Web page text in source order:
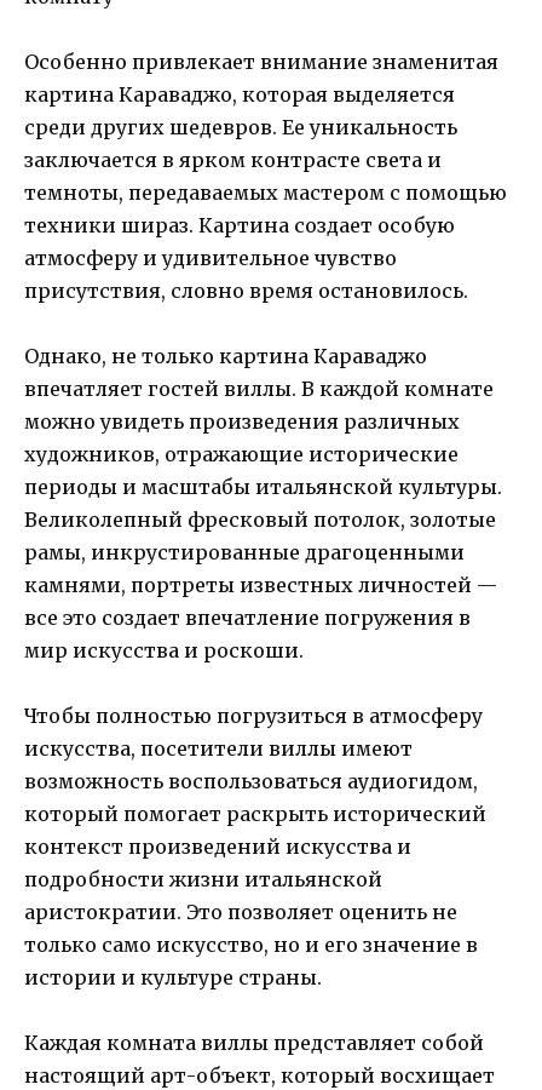
Особенно привлекает внимание знаменитая
картина Караваджо, которая выделяется
среди других шедевров. Ее уникальность
заключается в ярком контрасте света и
темноты, передаваемых мастером с помощью
техники шираз. Картина создает особую
атмосферу и удивительное чувство
присутствия, словно время остановилось.
Однако, не только картина Караваджо
впечатляет гостей виллы. В каждой комнате
можно увидеть произведения различных
художников, отражающие исторические
периоды и масштабы итальянской культуры.
Великолепный фресковый потолок, золотые
рамы, инкрустированные драгоценными
камнями, портреты известных личностей —
все это создает впечатление погружения в
мир искусства и роскоши.
Чтобы полностью погрузиться в атмосферу
искусства, посетители виллы имеют
возможность воспользоваться аудиогидом,
который помогает раскрыть исторический
контекст произведений искусства и
подробности жизни итальянской
аристократии. Это позволяет оценить не
только само искусство, но и его значение в
истории и культуре страны.
Каждая комната виллы представляет собой
настоящий арт-объект, который восхищает